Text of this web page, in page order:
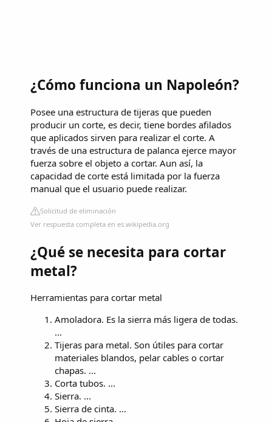
¿Cómo funciona un Napoleón?
Posee una estructura de tijeras que pueden
producir un corte, es decir, tiene bordes afilados
que aplicados sirven para realizar el corte. A
través de una estructura de palanca ejerce mayor
fuerza sobre el objeto a cortar. Aun así, la
capacidad de corte está limitada por la fuerza
manual que el usuario puede realizar.
Solicitud de eliminación
Ver respuesta completa en es.wikipedia.org
¿Qué se necesita para cortar
metal?
Herramientas para cortar metal
Amoladora. Es la sierra más ligera de todas.
...
Tijeras para metal. Son útiles para cortar
materiales blandos, pelar cables o cortar
chapas. ...
Corta tubos. ...
Sierra. ...
Sierra de cinta. ...